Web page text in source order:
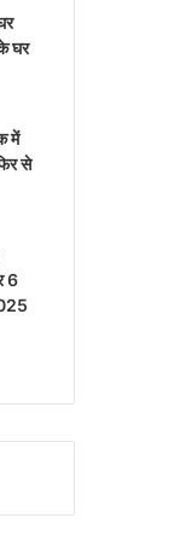
घर
में
से
6